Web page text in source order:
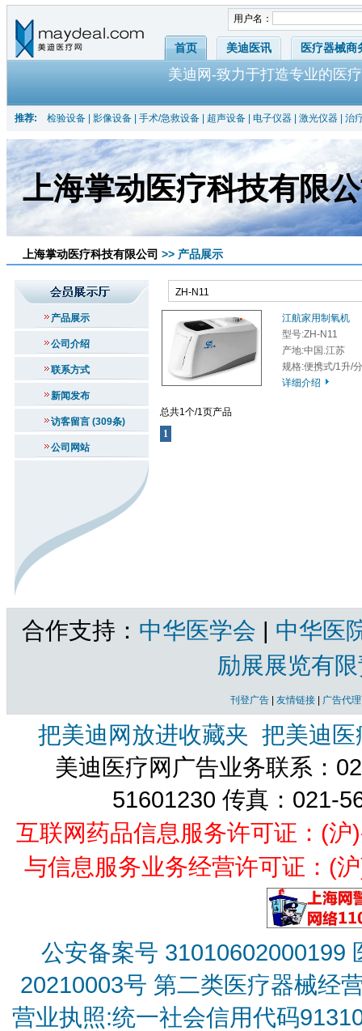
用户名：
首页 美迪医讯 医疗器械商
美迪网-致力于打造专业的医
推荐: 检验设备 影像设备 手术/急救设备 超声设备 电子仪器 激光仪器 治
上海掌动医疗科技有限
上海掌动医疗科技有限公司 >> 产品展示
产品展示
公司介绍
联系方式
新闻发布
访客留言 (309条)
公司网站
江航家用制氧机
型号:ZH-N11
产地:中国.江苏
规格:便携式/1升/
详细介绍
总共1个/1页产品
1
合作支持： 中华医学会 | 中华医
励展展览有
刊登广告 友情链接 广告代
把美迪网放进收藏夹 把美迪
美迪医疗网广告业务联系：
51601230 传真：021-
互联网药品信息服务许可证：(
与信息服务业务经营许可证：(
公安备案号 31010602000199
20210003号 第二类医疗器械经
营业执照:统一社会信用代码